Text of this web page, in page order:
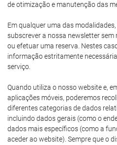
de otimização e manutenção das
Em qualquer uma das
subscrever a nossa newsletter
ou efetuar uma reserva. Nestes
informação estritamente
serviço.
Quando utiliza o nosso website e,
aplicações móveis, poderemos
diferentes categorias de dados
incluindo dados gerais (como o
dados mais específicos (como a
aceder ao website). Sempre que o